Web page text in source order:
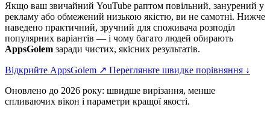
Якщо ваш звичайний YouTube раптом повільний, занурений у
рекламу або обмежений низькою якістю, ви не самотні. Нижче
наведено практичний, зручний для споживача розподіл
популярних варіантів — і чому багато людей обирають
AppsGolem заради чистих, якісних результатів.
Відкрийте AppsGolem ↗ Перегляньте швидке порівняння ↓
Оновлено до 2026 року: швидше вирізання, менше
спливаючих вікон і параметри кращої якості.